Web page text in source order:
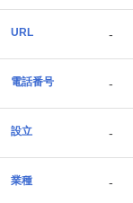
URL -
電話番号 -
設立 -
業種 -